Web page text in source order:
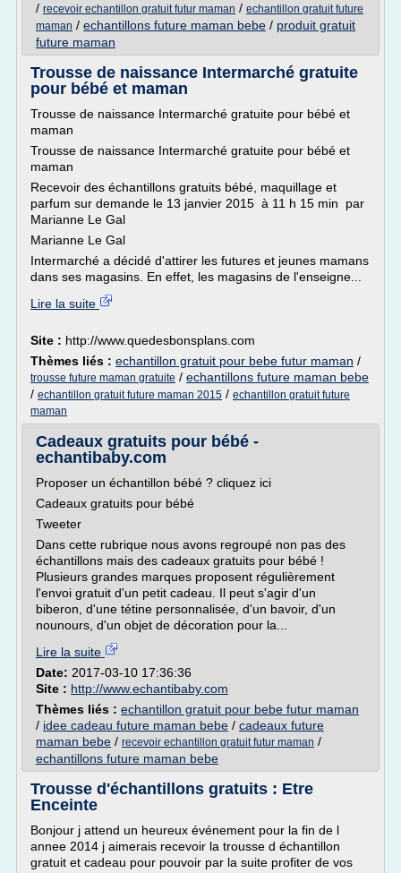
/ recevoir echantillon gratuit futur maman / echantillon gratuit future
maman / echantillons future maman bebe / produit gratuit
future maman
Trousse de naissance Intermarché gratuite
pour bébé et maman
Trousse de naissance Intermarché gratuite pour bébé et
maman
Trousse de naissance Intermarché gratuite pour bébé et
maman
Recevoir des échantillons gratuits bébé, maquillage et
parfum sur demande le 13 janvier 2015 à 11 h 15 min par
Marianne Le Gal
Marianne Le Gal
Intermarché a décidé d'attirer les futures et jeunes mamans
dans ses magasins. En effet, les magasins de l'enseigne...
Lire la suite
Site : http://www.quedesbonsplans.com
Thèmes liés : echantillon gratuit pour bebe futur maman /
trousse future maman gratuite / echantillons future maman bebe
/ echantillon gratuit future maman 2015 / echantillon gratuit future
maman
Cadeaux gratuits pour bébé -
echantibaby.com
Proposer un échantillon bébé ? cliquez ici
Cadeaux gratuits pour bébé
Tweeter
Dans cette rubrique nous avons regroupé non pas des
échantillons mais des cadeaux gratuits pour bébé !
Plusieurs grandes marques proposent régulièrement
l'envoi gratuit d'un petit cadeau. Il peut s'agir d'un
biberon, d'une tétine personnalisée, d'un bavoir, d'un
nounours, d'un objet de décoration pour la...
Lire la suite
Date: 2017-03-10 17:36:36
Site : http://www.echantibaby.com
Thèmes liés : echantillon gratuit pour bebe futur maman
/ idee cadeau future maman bebe / cadeaux future
maman bebe / recevoir echantillon gratuit futur maman /
echantillons future maman bebe
Trousse d'échantillons gratuits : Etre
Enceinte
Bonjour j attend un heureux événement pour la fin de l
annee 2014 j aimerais recevoir la trousse d échantillon
gratuit et cadeau pour pouvoir par la suite profiter de vos